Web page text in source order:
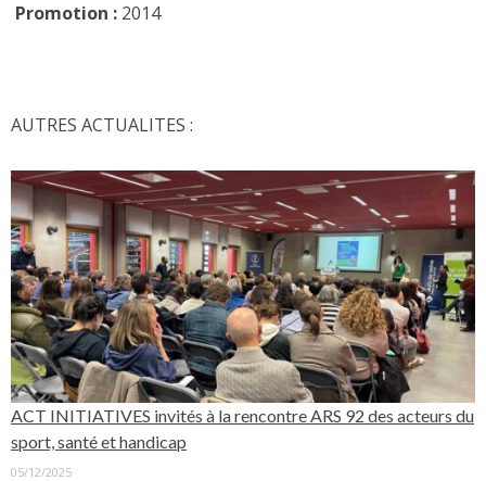
Promotion : 2014
AUTRES ACTUALITES :
ACT INITIATIVES invités à la rencontre ARS 92 des acteurs du
sport, santé et handicap
05/12/2025